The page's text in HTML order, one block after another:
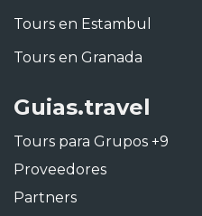
Tours en Estambul
Tours en Granada
Guias.travel
Tours para Grupos +9
Proveedores
Partners